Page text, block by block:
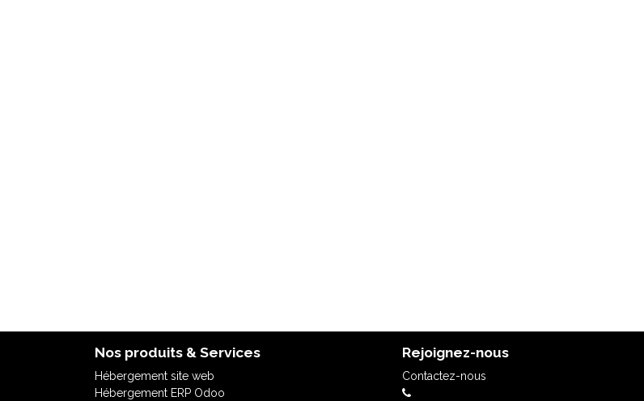
Nos produits & Services
Hébergement site web
Hébergement ERP Odoo
Rejoignez-nous
Contactez-nous